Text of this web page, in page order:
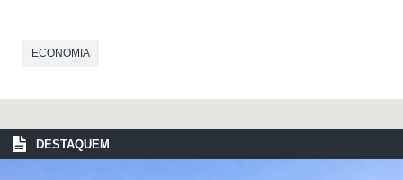
ECONOMIA
DESTAQUEM